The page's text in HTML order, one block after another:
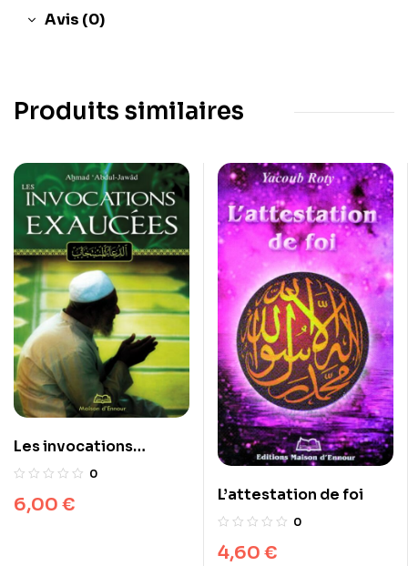
Avis (0)
Produits similaires
Les invocations
exaucées 0
6,00 € L’attestation de foi
0
4,60 €